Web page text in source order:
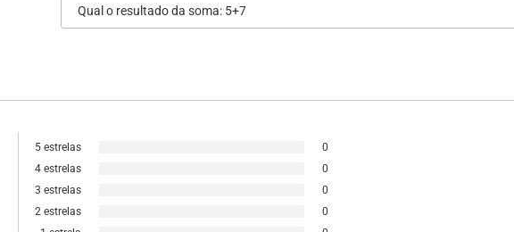
5 estrelas
0
4 estrelas
0
3 estrelas
0
2 estrelas
0